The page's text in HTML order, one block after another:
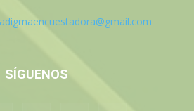
SÍGUENOS